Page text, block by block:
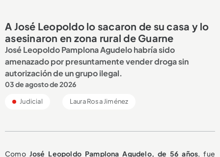
A José Leopoldo lo sacaron de su casa y lo
asesinaron en zona rural de Guarne
José Leopoldo Pamplona Agudelo habría sido
amenazado por presuntamente vender droga sin
autorización de un grupo ilegal.
03 de agosto de 2026
Judicial Laura Rosa Jiménez
Como José Leopoldo Pamplona Agudelo, de 56 años, fue